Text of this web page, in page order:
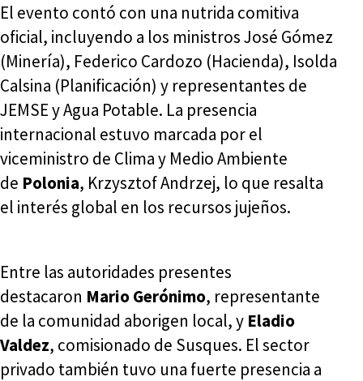
El evento contó con una nutrida comitiva
oficial, incluyendo a los ministros José Gómez
(Minería), Federico Cardozo (Hacienda), Isolda
Calsina (Planificación) y representantes de
JEMSE y Agua Potable. La presencia
internacional estuvo marcada por el
viceministro de Clima y Medio Ambiente
de Polonia, Krzysztof Andrzej, lo que resalta
el interés global en los recursos jujeños.
Entre las autoridades presentes
destacaron Mario Gerónimo, representante
de la comunidad aborigen local, y Eladio
Valdez, comisionado de Susques. El sector
privado también tuvo una fuerte presencia a